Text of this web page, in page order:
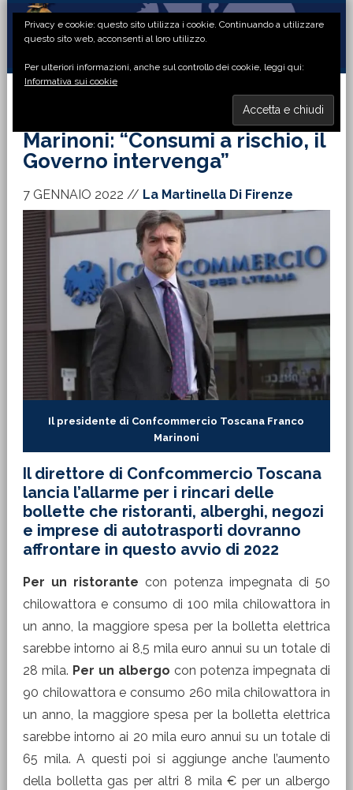
Passa
primaria
Passa
principale
Passa
laterale
Passa
di
Marinoni: “Consumi a rischio, il
Governo intervenga”
7 GENNAIO 2022 // La Martinella Di Firenze
Il presidente di Confcommercio Toscana Franco
Marinoni
Il direttore di Confcommercio Toscana
lancia l’allarme per i rincari delle
bollette che ristoranti, alberghi, negozi
e imprese di autotrasporti dovranno
affrontare in questo avvio di 2022
Per un ristorante con potenza impegnata di 50
chilowattora e consumo di 100 mila chilowattora in
un anno, la maggiore spesa per la bolletta elettrica
sarebbe intorno ai 8,5 mila euro annui su un totale di
28 mila. Per un albergo con potenza impegnata di
90 chilowattora e consumo 260 mila chilowattora in
un anno, la maggiore spesa per la bolletta elettrica
sarebbe intorno ai 20 mila euro annui su un totale di
65 mila. A questi poi si aggiunge anche l’aumento
della bolletta gas per altri 8 mila € per un albergo
Privacy e cookie: questo sito utilizza i cookie. Continuando a utilizzare
questo sito web, acconsenti al loro utilizzo.
Per ulteriori informazioni, anche sul controllo dei cookie, leggi qui:
Informativa sui cookie